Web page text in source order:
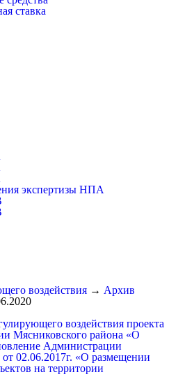
ставка
экспертизы НПА
воздействия → Архив
воздействия проекта
Мясниковского района «О
Администрации
02.06.2017г. «О размещении
на территории